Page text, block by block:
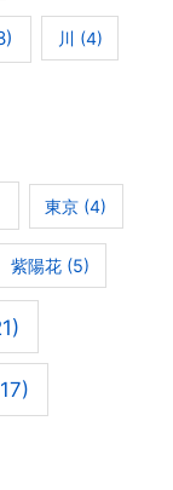
川 (4)
東京 (4)
紫陽花 (5)